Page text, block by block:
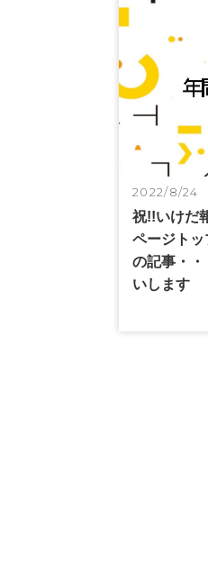
2022/8/24
祝!!いけだ
ページト
の記事・
いします